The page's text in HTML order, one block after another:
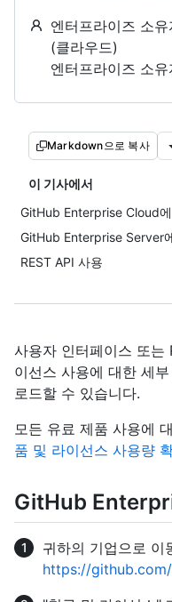
엔터프라이즈 소
(클라우드)
엔터프라이즈 소
Markdown으로 복사
이 기사에서
GitHub Enterprise Cloud에
GitHub Enterprise Server
REST API 사용
사용자 인터페이스 또
이선스 사용에 대한 세
로드할 수 있습니다.
모든 유료 제품 사용에
품 및 라이선스 사용량
GitHub
귀하의 기업으로 이
https://